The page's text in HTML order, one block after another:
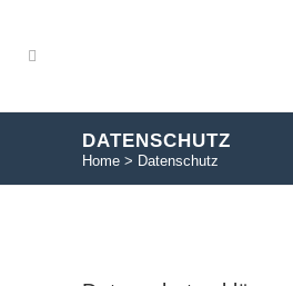
DATENSCHUTZ
Home > Datenschutz